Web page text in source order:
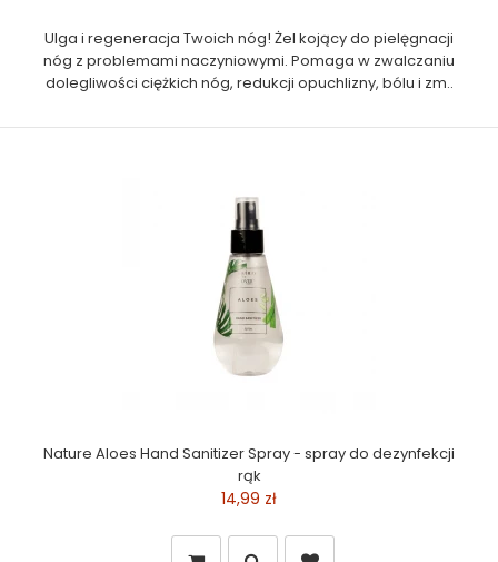
Ulga i regeneracja Twoich nóg! Żel kojący do pielęgnacji
nóg z problemami naczyniowymi. Pomaga w zwalczaniu
dolegliwości ciężkich nóg, redukcji opuchlizny, bólu i zm..
Nature Aloes Hand Sanitizer Spray - spray do dezynfekcji
rąk
14,99 zł